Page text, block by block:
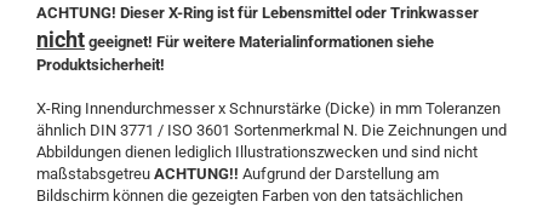
ACHTUNG! Dieser X-Ring ist für Lebensmittel oder Trinkwasser
nicht geeignet! Für weitere Materialinformationen siehe
Produktsicherheit!
X-Ring Innendurchmesser x Schnurstärke (Dicke) in mm Toleranzen
ähnlich DIN 3771 / ISO 3601 Sortenmerkmal N. Die Zeichnungen und
Abbildungen dienen lediglich Illustrationszwecken und sind nicht
maßstabsgetreu ACHTUNG!! Aufgrund der Darstellung am
Bildschirm können die gezeigten Farben von den tatsächlichen